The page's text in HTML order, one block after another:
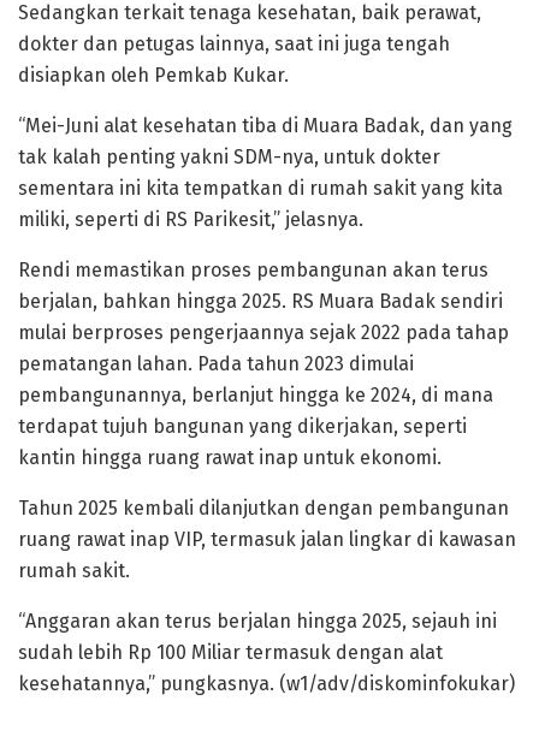
Sedangkan terkait tenaga kesehatan, baik perawat,
dokter dan petugas lainnya, saat ini juga tengah
disiapkan oleh Pemkab Kukar.
“Mei-Juni alat kesehatan tiba di Muara Badak, dan yang
tak kalah penting yakni SDM-nya, untuk dokter
sementara ini kita tempatkan di rumah sakit yang kita
miliki, seperti di RS Parikesit,” jelasnya.
Rendi memastikan proses pembangunan akan terus
berjalan, bahkan hingga 2025. RS Muara Badak sendiri
mulai berproses pengerjaannya sejak 2022 pada tahap
pematangan lahan. Pada tahun 2023 dimulai
pembangunannya, berlanjut hingga ke 2024, di mana
terdapat tujuh bangunan yang dikerjakan, seperti
kantin hingga ruang rawat inap untuk ekonomi.
Tahun 2025 kembali dilanjutkan dengan pembangunan
ruang rawat inap VIP, termasuk jalan lingkar di kawasan
rumah sakit.
“Anggaran akan terus berjalan hingga 2025, sejauh ini
sudah lebih Rp 100 Miliar termasuk dengan alat
kesehatannya,” pungkasnya. (w1/adv/diskominfokukar)